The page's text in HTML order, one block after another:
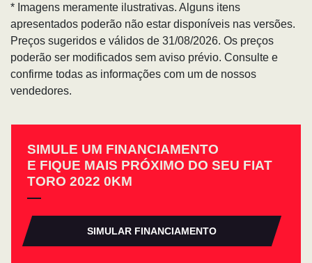
* Imagens meramente ilustrativas. Alguns itens
apresentados poderão não estar disponíveis nas versões.
Preços sugeridos e válidos de 31/08/2026. Os preços
poderão ser modificados sem aviso prévio. Consulte e
confirme todas as informações com um de nossos
vendedores.
SIMULE UM FINANCIAMENTO
E FIQUE MAIS PRÓXIMO DO SEU FIAT
TORO 2022 0KM
SIMULAR FINANCIAMENTO